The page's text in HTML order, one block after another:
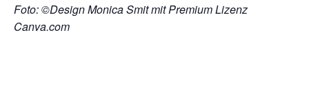
Foto: ©Design Monica Smit mit Premium Lizenz
Canva.com